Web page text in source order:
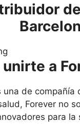
a
una de
Forever no
para